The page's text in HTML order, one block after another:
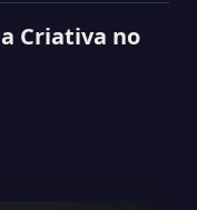
Criativa no